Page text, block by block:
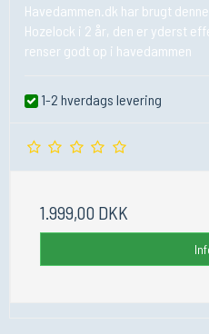
Havedammen.dk har brugt
Hozelock i 2 år, den er yderst
renser godt op i havedammen
1-2 hverdags levering
1.999,00 DKK